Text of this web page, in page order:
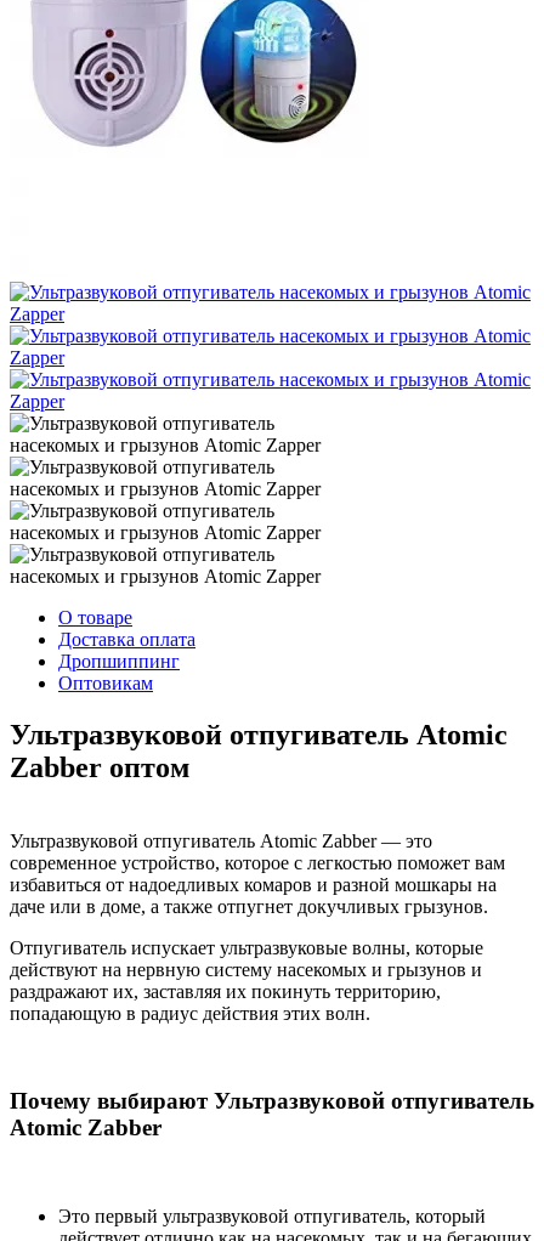
О товаре
Доставка оплата
Дропшиппинг
Оптовикам
Ультразвуковой отпугиватель Atomic
Zabber оптом
Ультразвуковой отпугиватель Atomic Zabber — это
современное устройство, которое с легкостью поможет вам
избавиться от надоедливых комаров и разной мошкары на
даче или в доме, а также отпугнет докучливых грызунов.
Отпугиватель испускает ультразвуковые волны, которые
действуют на нервную систему насекомых и грызунов и
раздражают их, заставляя их покинуть территорию,
попадающую в радиус действия этих волн.
Почему выбирают Ультразвуковой отпугиватель
Atomic Zabber
Это первый ультразвуковой отпугиватель, который